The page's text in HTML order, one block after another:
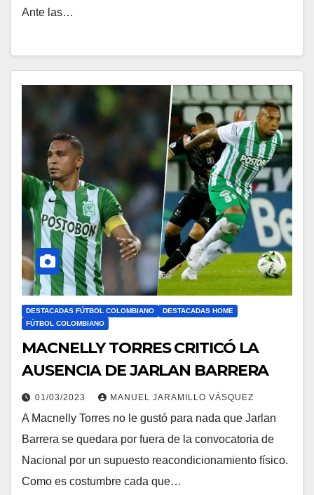
Ante las…
DESTACADAS FÚTBOL COLOMBIANO
DESTACADAS HOME
FÚTBOL COLOMBIANO
MACNELLY TORRES CRITICÓ LA
AUSENCIA DE JARLAN BARRERA
01/03/2023 MANUEL JARAMILLO VÁSQUEZ
A Macnelly Torres no le gustó para nada que Jarlan
Barrera se quedara por fuera de la convocatoria de
Nacional por un supuesto reacondicionamiento físico.
Como es costumbre cada que…